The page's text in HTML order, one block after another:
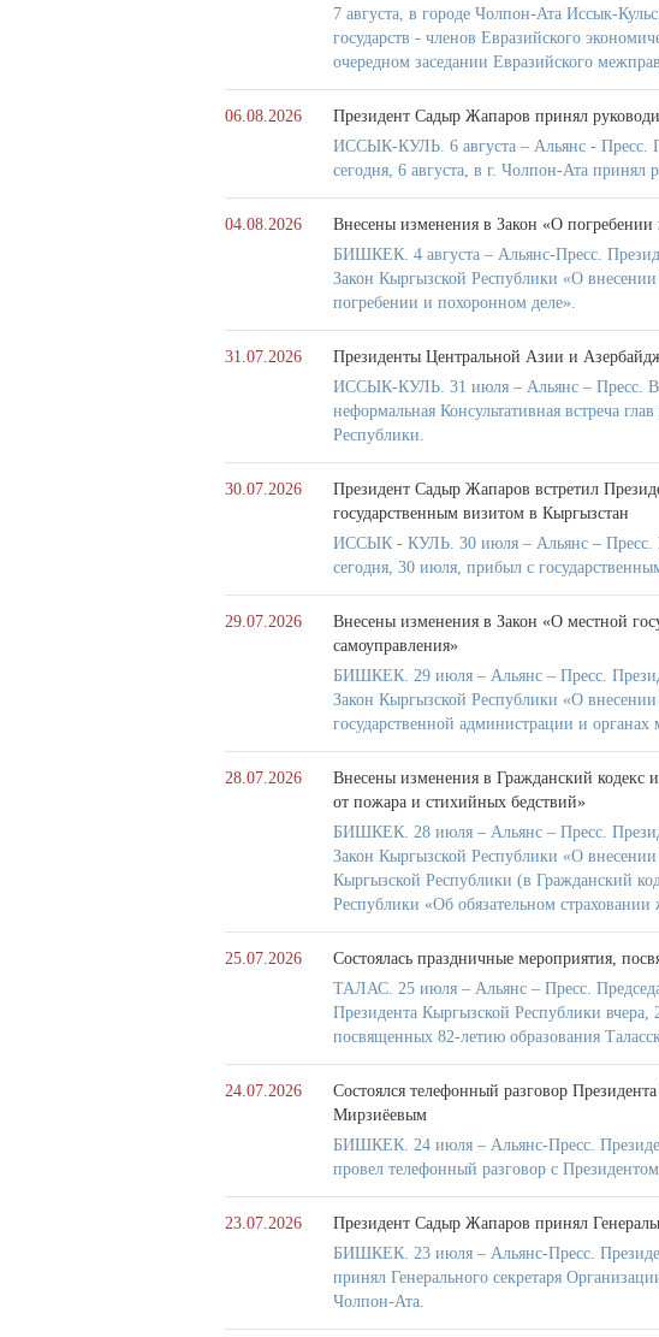
7 августа, в городе Чолпон-Ата Иссык-
государств - членов Евразийского
очередном заседании Евразийского
06.08.2026
Президент Садыр Жапаров принял
ИССЫК-КУЛЬ. 6 августа – Альянс - Пресс.
сегодня, 6 августа, в г. Чолпон-Ата принял
04.08.2026
Внесены изменения в Закон «О погребении
БИШКЕК. 4 августа – Альянс-Пресс.
Закон Кыргызской Республики «О
погребении и похоронном деле».
31.07.2026
Президенты Центральной Азии и
ИССЫК-КУЛЬ. 31 июля – Альянс – Пресс. В
неформальная Консультативная встреча
Республики.
30.07.2026
Президент Садыр Жапаров встретил
государственным визитом в Кыргызстан
ИССЫК - КУЛЬ. 30 июля – Альянс – Пресс.
сегодня, 30 июля, прибыл с
29.07.2026
Внесены изменения в Закон «О местной
самоуправления»
БИШКЕК. 29 июля – Альянс – Пресс.
Закон Кыргызской Республики «О
государственной администрации и органах
28.07.2026
Внесены изменения в Гражданский кодекс
от пожара и стихийных бедствий»
БИШКЕК. 28 июля – Альянс – Пресс.
Закон Кыргызской Республики «О
Кыргызской Республики (в Гражданский
Республики «Об обязательном
25.07.2026
Состоялась праздничные мероприятия,
ТАЛАС. 25 июля – Альянс – Пресс.
Президента Кыргызской Республики
посвященных 82-летию образования
24.07.2026
Состоялся телефонный разговор
Мирзиёевым
БИШКЕК. 24 июля – Альянс-Пресс.
провел телефонный разговор с
23.07.2026
Президент Садыр Жапаров принял
БИШКЕК. 23 июля – Альянс-Пресс.
принял Генерального секретаря
Чолпон-Ата.